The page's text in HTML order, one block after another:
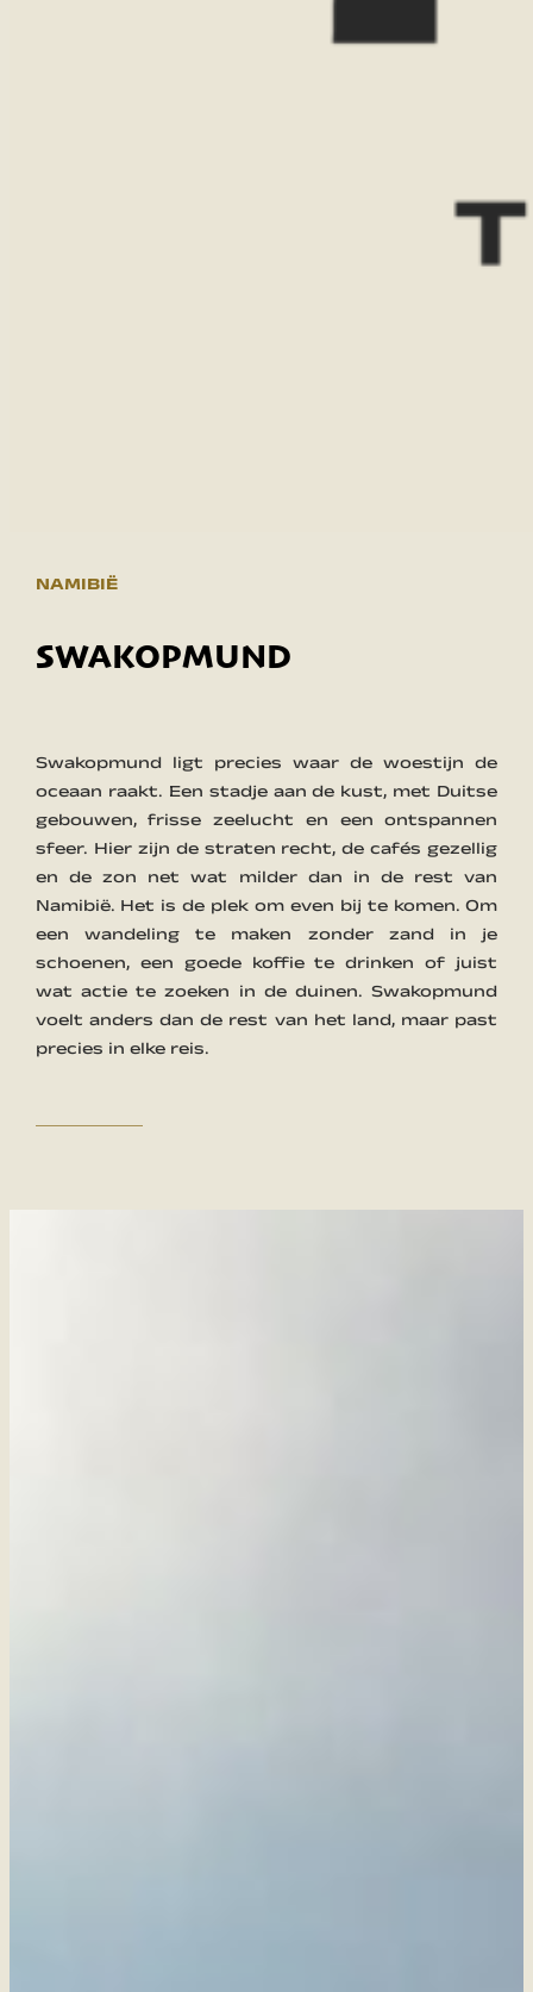
NAMIBIË
SWAKOPMUND
Swakopmund ligt precies waar de woestijn de
oceaan raakt. Een stadje aan de kust, met Duitse
gebouwen, frisse zeelucht en een ontspannen
sfeer. Hier zijn de straten recht, de cafés gezellig
en de zon net wat milder dan in de rest van
Namibië. Het is de plek om even bij te komen. Om
een wandeling te maken zonder zand in je
schoenen, een goede koffie te drinken of juist
wat actie te zoeken in de duinen. Swakopmund
voelt anders dan de rest van het land, maar past
precies in elke reis.